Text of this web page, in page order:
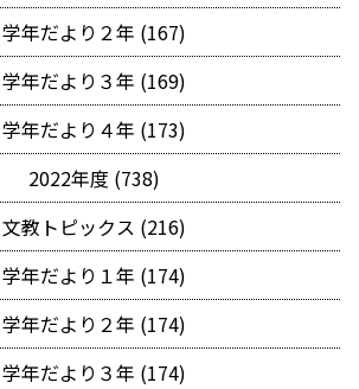
学年だより２年 (167)
学年だより３年 (169)
学年だより４年 (173)
2022年度 (738)
文教トピックス (216)
学年だより１年 (174)
学年だより２年 (174)
学年だより３年 (174)